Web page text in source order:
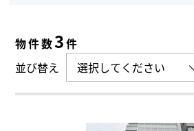
物件数3件
並び替え